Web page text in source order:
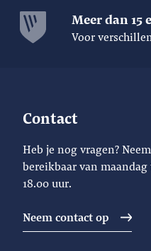
Meer dan
Voor
Contact
Heb je nog vragen?
bereikbaar van
18.00 uur.
Neem contact op